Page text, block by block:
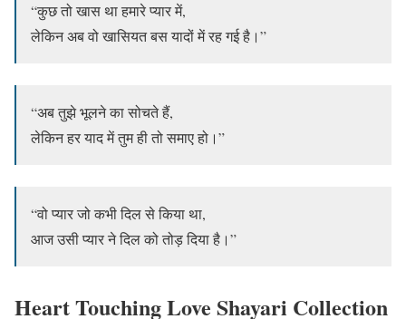
“कुछ तो खास था हमारे प्यार में,
लेकिन अब वो खासियत बस यादों में रह गई है।”
“अब तुझे भूलने का सोचते हैं,
लेकिन हर याद में तुम ही तो समाए हो।”
“वो प्यार जो कभी दिल से किया था,
आज उसी प्यार ने दिल को तोड़ दिया है।”
Heart Touching Love Shayari Collection